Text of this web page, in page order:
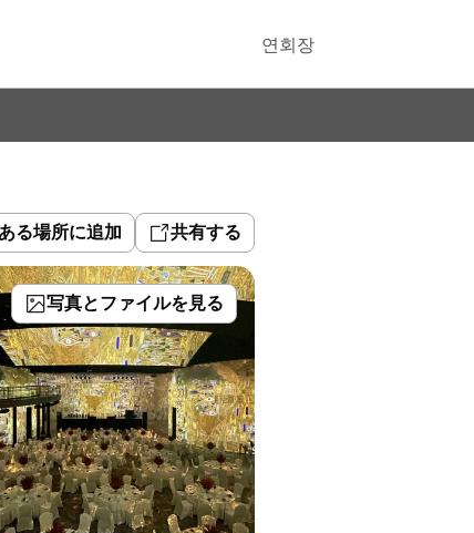
연회장
る場所に追加 共有する
写真とファイルを見る